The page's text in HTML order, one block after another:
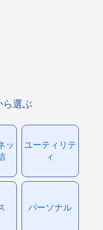
ら選ぶ
ッ
ユーティリテ
ィ
パーソナル